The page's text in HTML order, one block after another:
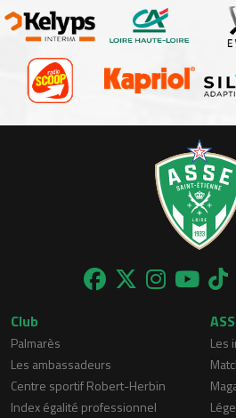
Club
Palmarès
Les ambassadeurs
Centre sportif Robert-Herbin
Index égalité professionnel
Les